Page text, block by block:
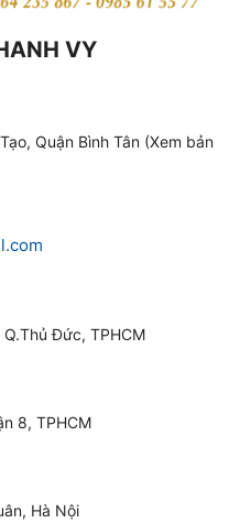
VY
Quận Bình Tân (Xem bản
Q.Thủ Đức, TPHCM
8, TPHCM
Hà Nội